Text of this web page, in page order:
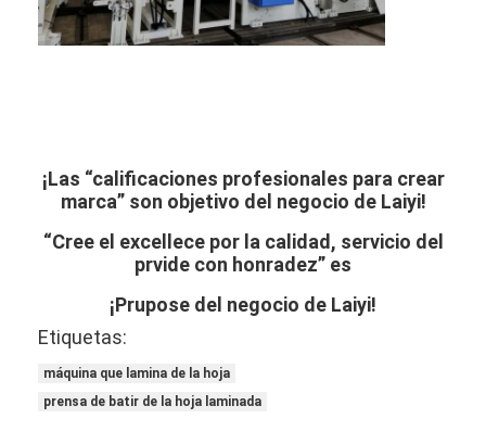
¡Las “calificaciones profesionales para crear
marca” son objetivo del negocio de Laiyi!
“Cree el excellece por la calidad, servicio del
prvide con honradez” es
¡Prupose del negocio de Laiyi!
Etiquetas:
máquina que lamina de la hoja
prensa de batir de la hoja laminada